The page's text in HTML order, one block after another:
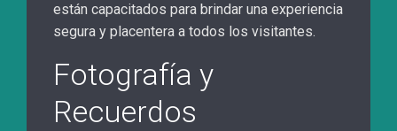
están capacitados para brindar una experiencia
segura y placentera a todos los visitantes.
Fotografía y
Recuerdos